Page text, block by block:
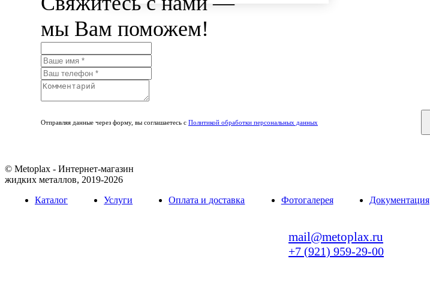
мы Вам поможем!
Отправляя данные через форму, вы соглашаетесь с Политикой обработки персональных данных
© Metoplax - Интернет-магазин
жидких металлов, 2019-2026
Каталог
Услуги Оплата и доставка Фотогалерея Документация
mail@metoplax.ru
+7 (921) 959-29-00